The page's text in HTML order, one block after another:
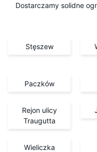
Dostarczamy solidne
Stęszew
Paczków
Rejon ulicy
Traugutta
Wieliczka